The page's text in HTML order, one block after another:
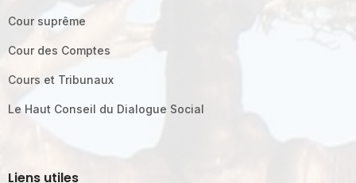
Cour suprême
Cour des Comptes
Cours et Tribunaux
Le Haut Conseil du Dialogue Social
Liens utiles